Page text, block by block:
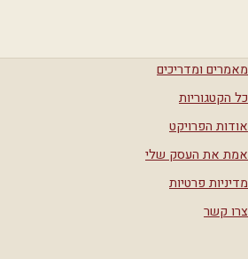
מאמרים ומדריכים
כל הקטגוריות
אודות הפרויקט
אמת את העסק שלי
מדיניות פרטיות
צרו קשר